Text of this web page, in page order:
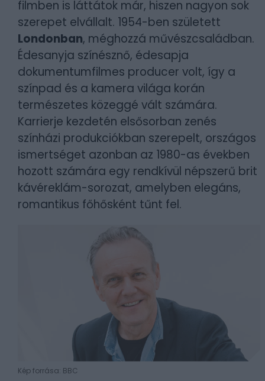
filmben is láttátok már, hiszen nagyon sok
szerepet elvállalt. 1954-ben született
Londonban, méghozzá művészcsaládban.
Édesanyja színésznő, édesapja
dokumentumfilmes producer volt, így a
színpad és a kamera világa korán
természetes közeggé vált számára.
Karrierje kezdetén elsősorban zenés
színházi produkciókban szerepelt, országos
ismertséget azonban az 1980-as években
hozott számára egy rendkívül népszerű brit
kávéreklám-sorozat, amelyben elegáns,
romantikus főhősként tűnt fel.
Kép forrása: BBC